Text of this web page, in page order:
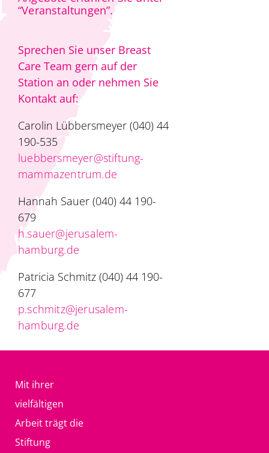
“Veranstaltungen”.
Sprechen Sie unser Breast
Care Team gern auf der
Station an oder nehmen Sie
Kontakt auf:
Carolin Lübbersmeyer (040) 44
190-535
luebbersmeyer@stiftung-
mammazentrum.de
Hannah Sauer (040) 44 190-
679
h.sauer@jerusalem-
hamburg.de
Patricia Schmitz (040) 44 190-
677
p.schmitz@jerusalem-
hamburg.de
Mit ihrer
vielfältigen
Arbeit trägt die
Stiftung